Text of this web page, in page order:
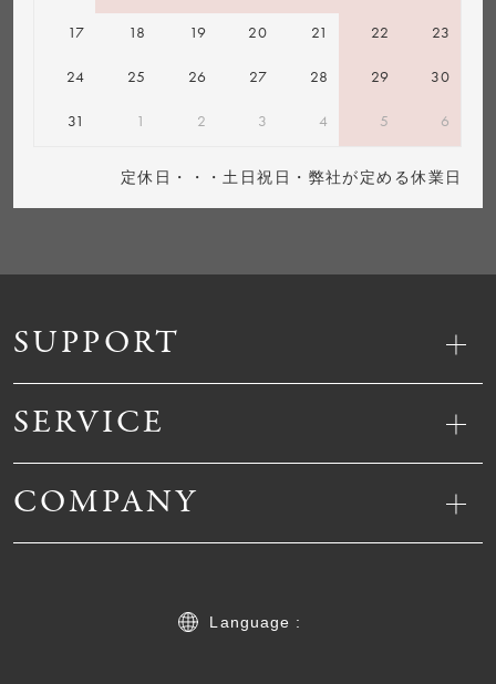
SUPPORT
SERVICE
COMPANY
Language :
17 18 19 20 21 22 23
24 25 26 27 28 29 30
31 1 2 3 4 5 6
定休日・・・土日祝日・弊社が定める休業日